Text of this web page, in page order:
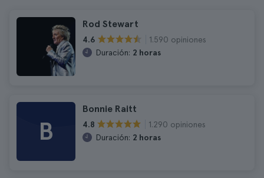
Rod Stewart
4.6
1.590 opiniones
Duración: 2 horas
B
Bonnie Raitt
4.8
1.290 opiniones
Duración: 2 horas